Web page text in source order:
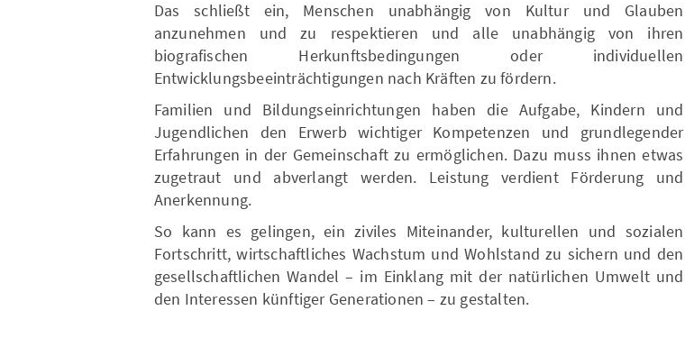
Das schließt ein, Menschen unabhängig von Kultur und Glauben
anzunehmen und zu respektieren und alle unabhängig von ihren
biografischen Herkunftsbedingungen oder individuellen
Entwicklungsbeeinträchtigungen nach Kräften zu fördern.
Familien und Bildungseinrichtungen haben die Aufgabe, Kindern und
Jugendlichen den Erwerb wichtiger Kompetenzen und grundlegender
Erfahrungen in der Gemeinschaft zu ermöglichen. Dazu muss ihnen etwas
zugetraut und abverlangt werden. Leistung verdient Förderung und
Anerkennung.
So kann es gelingen, ein ziviles Miteinander, kulturellen und sozialen
Fortschritt, wirtschaftliches Wachstum und Wohlstand zu sichern und den
gesellschaftlichen Wandel – im Einklang mit der natürlichen Umwelt und
den Interessen künftiger Generationen – zu gestalten.